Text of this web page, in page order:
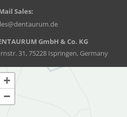
Sales:
GmbH & Co. KG
31, 75228 Ispringen, Germany